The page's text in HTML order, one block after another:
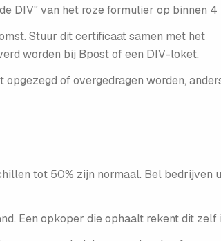
DIV" van het roze formulier op binnen 4
Stuur dit certificaat samen met het
worden bij Bpost of een DIV-loket.
of overgedragen worden,
tot 50% zijn normaal. Bel bedrijven
Een opkoper die ophaalt rekent dit zelf